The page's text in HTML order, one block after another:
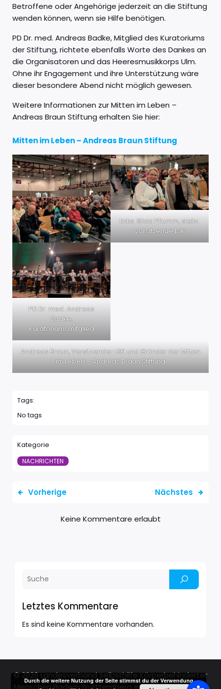
Letztes Kommentare
Es sind keine Kommentare vorhanden.
Betroffene oder Angehörige jederzeit an die Stiftung
wenden können, wenn sie Hilfe benötigen.
PD Dr. med. Andreas Badke, Mitglied des Kuratoriums
der Stiftung, richtete ebenfalls Worte des Dankes an
die Organisatoren und das Heeresmusikkorps Ulm.
Ohne ihr Engagement und ihre Unterstützung wäre
dieser besondere Abend nicht möglich gewesen.
Weitere Informationen zur Mitten im Leben –
Andreas Braun Stiftung erhalten Sie hier:
Mitten im Leben – Andreas Braun Stiftung
links: Silvia Pflumm, stellv.
Vorsitzende LSK
PD Dr. med. Andreas
Badke,
Kuratoriumsmitglied
Andreas Braun, Vorsitzender LSK und Gründer der Mitten
im Leben – Andreas Braun Stiftung
Tags:
No tags
Kategorie
NACHRICHTEN
Vorherige Nächstes
Keine Kommentare erlaubt
© 2026 Landesverband Selbsthilfe Körperbehinderter
Menschen Baden-Württemberg e.V.. Created with ❤
Durch die weitere Nutzung der Seite stimmst du der Verwendung